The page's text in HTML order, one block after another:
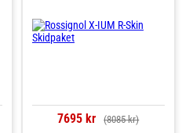
7695 kr (8085 kr)